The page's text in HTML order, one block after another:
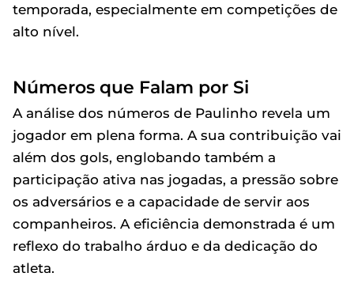
temporada, especialmente em competições de
alto nível.
Números que Falam por Si
A análise dos números de Paulinho revela um
jogador em plena forma. A sua contribuição vai
além dos gols, englobando também a
participação ativa nas jogadas, a pressão sobre
os adversários e a capacidade de servir aos
companheiros. A eficiência demonstrada é um
reflexo do trabalho árduo e da dedicação do
atleta.